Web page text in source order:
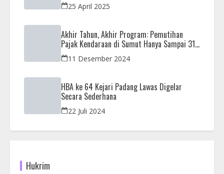
25 April 2025
Akhir Tahun, Akhir Program: Pemutihan
Pajak Kendaraan di Sumut Hanya Sampai 31
Desember
11 Desember 2024
HBA ke 64 Kejari Padang Lawas Digelar
Secara Sederhana
22 Juli 2024
Hukrim